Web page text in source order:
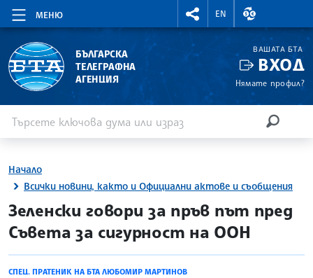
МЕНЮ
RIGHTMENU.SOCIAL
EN
ВАЛУТНИ
БЪЛГАРСКА
ТЕЛЕГРАФНА
АГЕНЦИЯ
ВАШАТА БТА
ВХОД
Нямате профил?
Начало
Всички новини, както и Официални актове и съобщения
site.bta
Зеленски говори за пръв път пред
Съвета за сигурност на ООН
СПЕЦ. ПРАТЕНИК НА БТА ЛЮБОМИР МАРТИНОВ